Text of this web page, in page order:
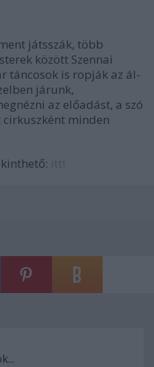
játsszák, több
között Szennai
táncosok is ropják az ál-
járunk,
az előadást, a szó
minden
itt!